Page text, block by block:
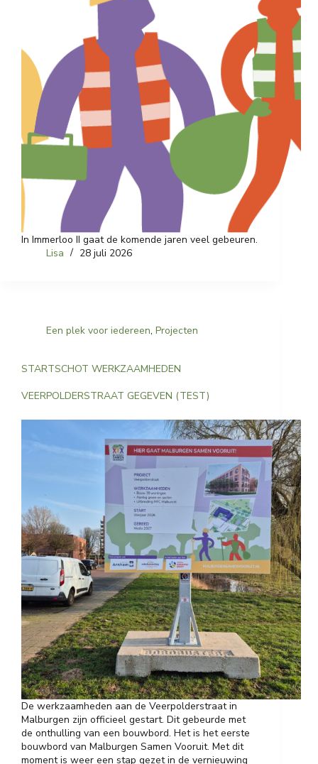
In Immerloo II gaat de komende jaren veel gebeuren.
Lisa
28 juli 2026
Een plek voor iedereen, Projecten
STARTSCHOT WERKZAAMHEDEN
VEERPOLDERSTRAAT GEGEVEN (TEST)
De werkzaamheden aan de Veerpolderstraat in
Malburgen zijn officieel gestart. Dit gebeurde met
de onthulling van een bouwbord. Het is het eerste
bouwbord van Malburgen Samen Vooruit. Met dit
moment is weer een stap gezet in de vernieuwing